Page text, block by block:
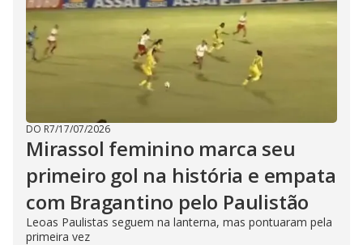
DO R7/17/07/2026
Mirassol feminino marca seu
primeiro gol na história e empata
com Bragantino pelo Paulistão
Leoas Paulistas seguem na lanterna, mas pontuaram pela
primeira vez